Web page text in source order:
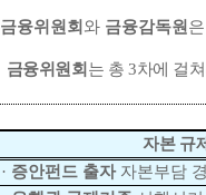
금융위원회 와 금융감독원 은
금융위원회 는 총3차에 걸쳐
자본 규제
· 증안펀드 출자 자본부담